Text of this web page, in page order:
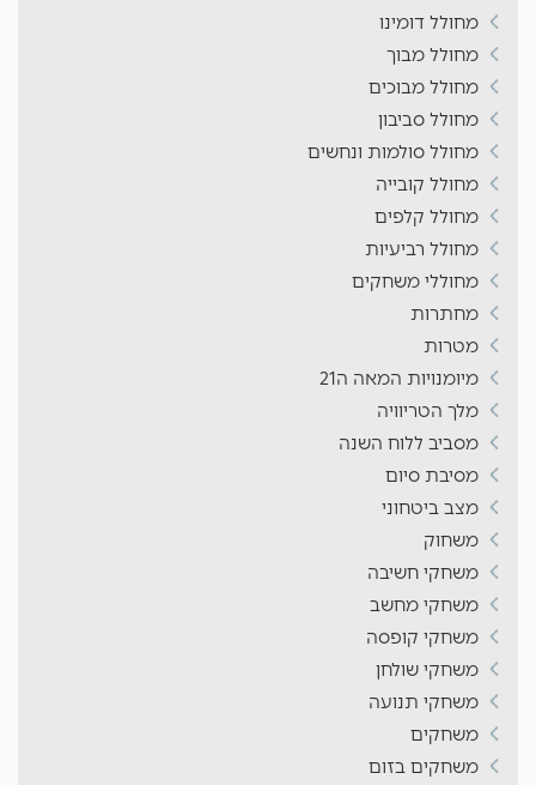
מחולל דומינו
מחולל מבוך
מחולל מבוכים
מחולל סביבון
מחולל סולמות ונחשים
מחולל קובייה
מחולל קלפים
מחולל רביעיות
מחוללי משחקים
מחתרות
מטרות
מיומנויות המאה ה21
מלך הטריוויה
מסביב ללוח השנה
מסיבת סיום
מצב ביטחוני
משחוק
משחקי חשיבה
משחקי מחשב
משחקי קופסה
משחקי שולחן
משחקי תנועה
משחקים
משחקים בזום